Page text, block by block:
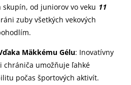
od juniorov vo veku 11
zuby všetkých vekových
Mäkkému Gélu: Inovatívny
chrániča umožňuje ľahké
počas športových aktivít.